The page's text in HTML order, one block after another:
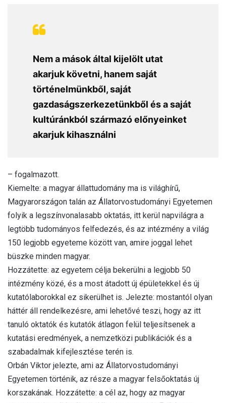
Nem a mások által kijelölt utat
akarjuk követni, hanem saját
történelmünkből, saját
gazdaságszerkezetünkből és a saját
kultúránkból származó előnyeinket
akarjuk kihasználni
– fogalmazott.
Kiemelte: a magyar állattudomány ma is világhírű,
Magyarországon talán az Állatorvostudományi Egyetemen
folyik a legszínvonalasabb oktatás, itt kerül napvilágra a
legtöbb tudományos felfedezés, és az intézmény a világ
150 legjobb egyeteme között van, amire joggal lehet
büszke minden magyar.
Hozzátette: az egyetem célja bekerülni a legjobb 50
intézmény közé, és a most átadott új épületekkel és új
kutatólaborokkal ez sikerülhet is. Jelezte: mostantól olyan
háttér áll rendelkezésre, ami lehetővé teszi, hogy az itt
tanuló oktatók és kutatók átlagon felül teljesítsenek a
kutatási eredmények, a nemzetközi publikációk és a
szabadalmak kifejlesztése terén is.
Orbán Viktor jelezte, ami az Állatorvostudományi
Egyetemen történik, az része a magyar felsőoktatás új
korszakának. Hozzátette: a cél az, hogy az magyar